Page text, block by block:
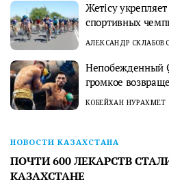
Жетісу
спортивных
АЛЕКСАНДР
Непобежденный
громкое
КОБЕЙХАН НУРАХМЕТ
НОВОСТИ КАЗАХСТАНА
ПОЧТИ 600 ЛЕКАРСТВ
КАЗАХСТАНЕ